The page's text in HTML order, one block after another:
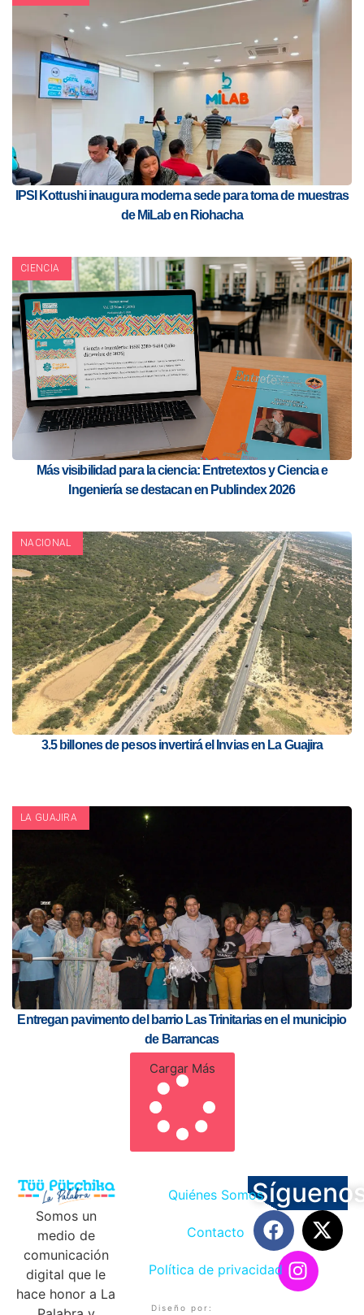
IPSI Kottushi inaugura moderna sede para toma de muestras
de MiLab en Riohacha
CIENCIA
Más visibilidad para la ciencia: Entretextos y Ciencia e
Ingeniería se destacan en Publindex 2026
NACIONAL
3.5 billones de pesos invertirá el Invias en La Guajira
LA GUAJIRA
Entregan pavimento del barrio Las Trinitarias en el municipio
de Barrancas
Cargar Más
Somos un
medio de
comunicación
digital que le
hace honor a La
Quiénes Somos
Contacto
Política de privacidad
Diseño por: